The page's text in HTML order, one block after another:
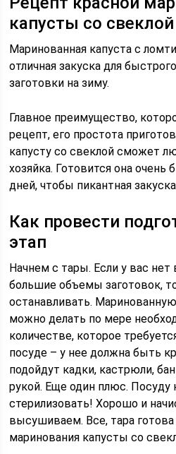
капусты со свеклой
Маринованная капуста с
отличная закуска для
заготовки на зиму.
Главное преимущество,
рецепт, его простота
капусту со свеклой сможет
хозяйка. Готовится она очень
дней, чтобы пикантная
Как провести
этап
Начнем с тары. Если у вас
большие объемы заготовок,
останавливать.
можно делать по мере
количестве, которое
посуде – у нее должна быть
подойдут кадки, кастрюли,
рукой. Еще один плюс. Посуду
стерилизовать! Хорошо и
высушиваем. Все, тара
маринования капусты со